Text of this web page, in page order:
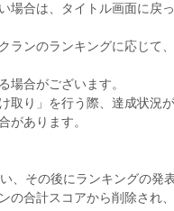
合は、タイトル画面に戻
ランのランキングに応じて
場合がございます。
取り」を行う際、達成状況
があります。
、その後にランキングの発
の合計スコアから削除され